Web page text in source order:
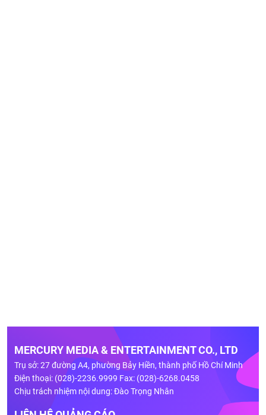
MERCURY MEDIA & ENTERTAINMENT CO., LTD
Trụ sở: 27 đường A4, phường Bảy Hiền, thành phố Hồ Chí Minh
Điện thoại: (028)-2236.9999 Fax: (028)-6268.0458
Chịu trách nhiệm nội dung: Đào Trọng Nhân